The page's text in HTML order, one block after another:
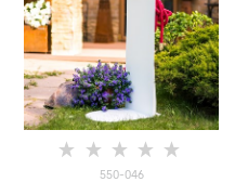
550-046